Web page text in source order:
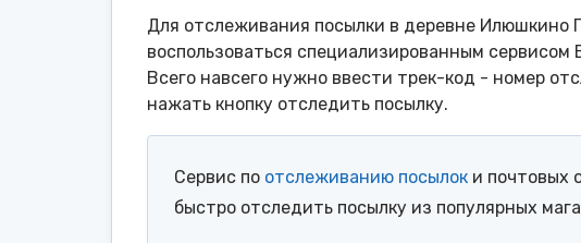
Для отслеживания посылки в деревне Илюшкино
воспользоваться специализированным сервисом
Всего навсего нужно ввести трек-код - номер
нажать кнопку отследить посылку.
Сервис по отслеживанию посылок и почтовых
быстро отследить посылку из популярных